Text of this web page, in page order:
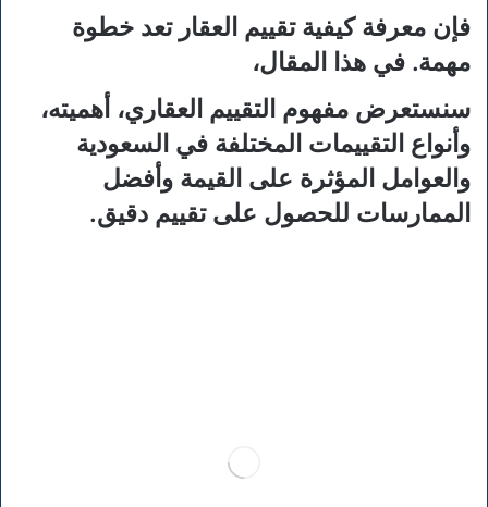
فإن معرفة كيفية تقييم العقار تعد خطوة
مهمة. في هذا المقال،
سنستعرض مفهوم التقييم العقاري، أهميته،
وأنواع التقييمات المختلفة في السعودية
والعوامل المؤثرة على القيمة وأفضل
الممارسات للحصول على تقييم دقيق.